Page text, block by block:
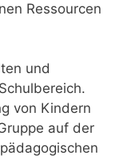
Ressourcen
und
von Kindern
auf der